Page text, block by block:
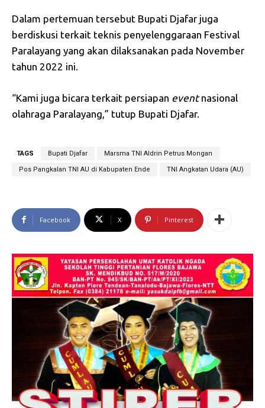
Dalam pertemuan tersebut Bupati Djafar juga
berdiskusi terkait teknis penyelenggaraan Festival
Paralayang yang akan dilaksanakan pada November
tahun 2022 ini.
“Kami juga bicara terkait persiapan eventnasional
olahraga Paralayang,” tutup Bupati Djafar.
TAGS Bupati Djafar Marsma TNI Aldrin Petrus Mongan
Pos Pangkalan TNI AU di Kabupaten Ende TNI Angkatan Udara (AU)
Facebook X Pinterest